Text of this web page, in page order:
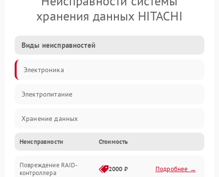
хранения данных HITACHI
Виды неисправностей
Электроника
Электропитание
Хранение данных
Механика
Корпус/Герметичность
Неисправности Стоимость
Повреждение RAID-
контроллера
2000 ₽ Подробнее →